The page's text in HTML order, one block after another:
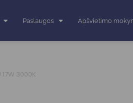
Paslaugos Apšvietimo
3000K